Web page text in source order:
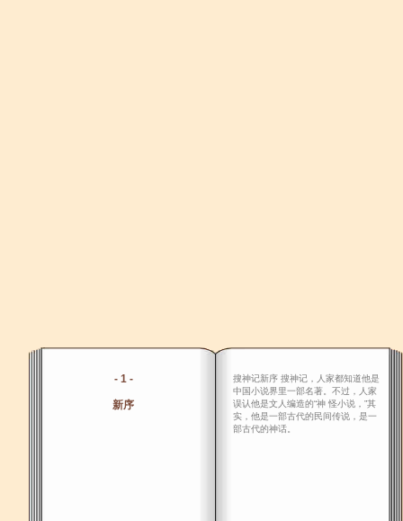
- 1 -
新序
搜神记新序 搜神记，人家都知道他是
中国小说界里一部名著。不过，人家
误认他是文人编造的“神 怪小说，”其
实，他是一部古代的民间传说，是一
部古代的神话。